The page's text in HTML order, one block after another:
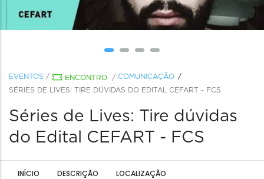
EVENTOS / ENCONTRO / COMUNICAÇÃO
SÉRIES DE LIVES: TIRE DÚVIDAS DO EDITAL CEFART - FCS
Séries de Lives: Tire dúvidas
do Edital CEFART - FCS
INÍCIO DESCRIÇÃO LOCALIZAÇÃO